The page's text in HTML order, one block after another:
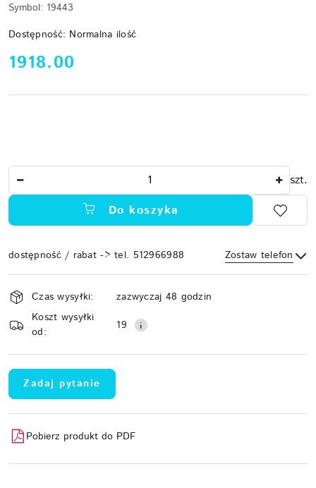
Symbol: 19443
Dostępność: Normalna ilość
cena:
1918.00
szt.
Do koszyka
dostępność / rabat -> tel. 512966988 Zostaw telefon
Wyślij
Dostępność
i
dostawa
Czas wysyłki:
zazwyczaj 48 godzin
Koszt wysyłki
od:
19
Zadaj pytanie
Pobierz produkt do PDF